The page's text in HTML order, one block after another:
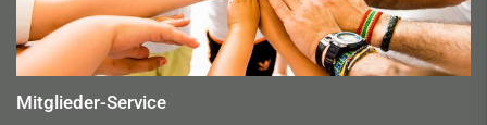
Mitglieder-Service